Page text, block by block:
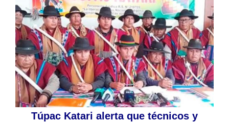
Túpac Katari alerta que técnicos y